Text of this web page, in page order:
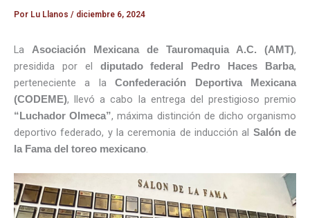
Por Lu Llanos / diciembre 6, 2024
La Asociación Mexicana de Tauromaquia A.C. (AMT),
presidida por el diputado federal Pedro Haces Barba,
perteneciente a laConfederación Deportiva Mexicana
(CODEME), llevó a cabo la entrega del prestigioso premio
“Luchador Olmeca”, máxima distinción de dicho organismo
deportivo federado, y la ceremonia de inducción al Salón de
la Fama del toreo mexicano